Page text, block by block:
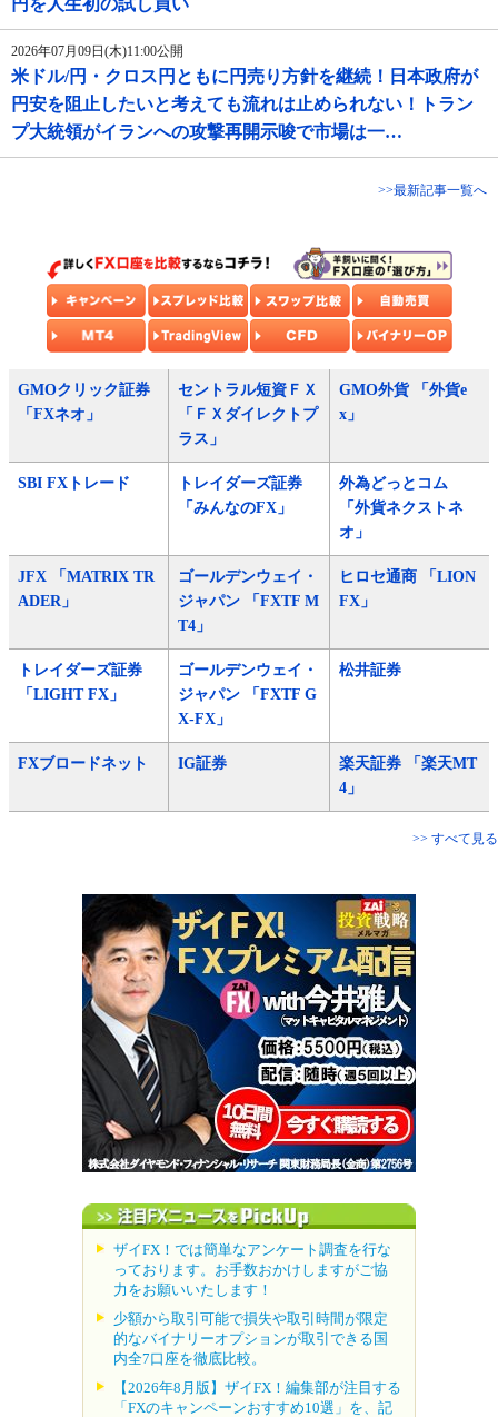
円を人生初の試し買い
2026年07月09日(木)11:00公開
米ドル/円・クロス円ともに円売り方針を継続！日本政府が
円安を阻止したいと考えても流れは止められない！トラン
プ大統領がイランへの攻撃再開示唆で市場は一…
>>最新記事一覧へ
GMOクリック証券
「FXネオ」
セントラル短資ＦＸ
「ＦＸダイレクトプ
ラス」
GMO外貨 「外貨e
x」
SBI FXトレード
トレイダーズ証券
「みんなのFX」
外為どっとコム
「外貨ネクストネ
オ」
JFX 「MATRIX TR
ADER」
ゴールデンウェイ・
ジャパン 「FXTF M
T4」
ヒロセ通商 「LION
FX」
トレイダーズ証券
「LIGHT FX」
ゴールデンウェイ・
ジャパン 「FXTF G
X-FX」
松井証券
FXブロードネット IG証券
楽天証券 「楽天MT
4」
>> すべて見る
ザイFX！では簡単なアンケート調査を行な
っております。お手数おかけしますがご協
力をお願いいたします！
少額から取引可能で損失や取引時間が限定
的なバイナリーオプションが取引できる国
内全7口座を徹底比較。
【2026年8月版】ザイFX！編集部が注目する
「FXのキャンペーンおすすめ10選」を、記